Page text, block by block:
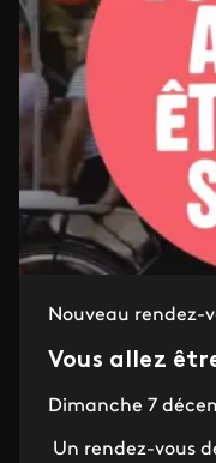
Nouveau rendez-
Vous allez
Dimanche 7
Un rendez-vous